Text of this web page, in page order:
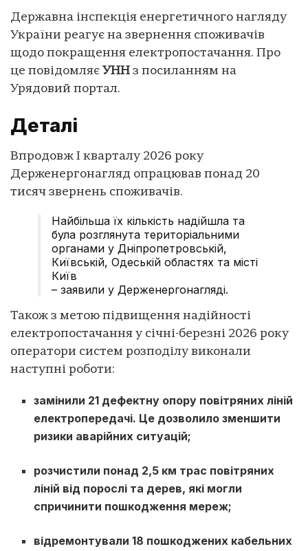
Державна інспекція енергетичного нагляду
України реагує на звернення споживачів
щодо покращення електропостачання. Про
це повідомляє УНН з посиланням на
Урядовий портал.
Деталі
Впродовж І кварталу 2026 року
Держенергонагляд опрацював понад 20
тисяч звернень споживачів.
Найбільша їх кількість надійшла та
була розглянута територіальними
органами у Дніпропетровській,
Київській, Одеській областях та місті
Київ
– заявили у Держенергонагляді.
Також з метою підвищення надійності
електропостачання у січні-березні 2026 року
оператори систем розподілу виконали
наступні роботи:
замінили 21 дефектну опору повітряних ліній
електропередачі. Це дозволило зменшити
ризики аварійних ситуацій;
розчистили понад 2,5 км трас повітряних
ліній від порослі та дерев, які могли
спричинити пошкодження мереж;
відремонтували 18 пошкоджених кабельних